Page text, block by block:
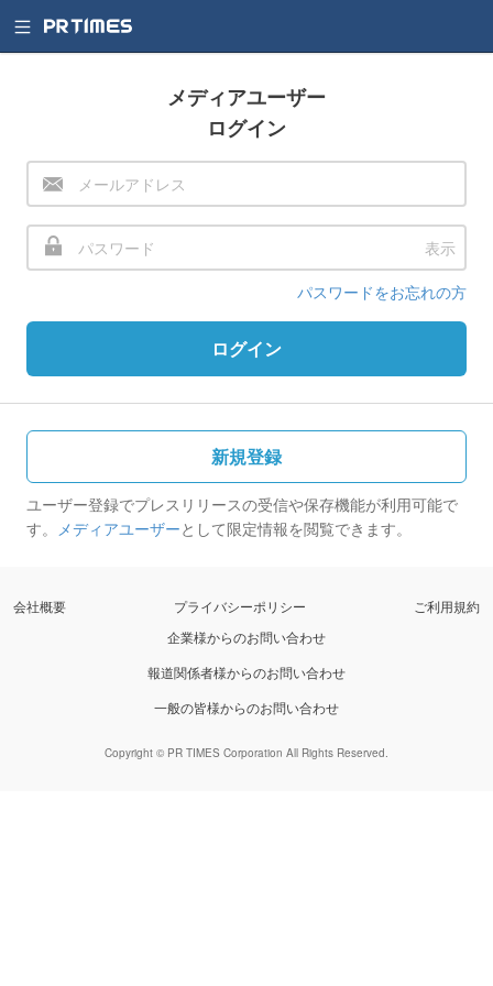
メディアユーザー
ログイン
表示
パスワードをお忘れの方
ログイン
新規登録
ユーザー登録でプレスリリースの受信や保存機能が利用可能で
す。 メディアユーザーとして限定情報を閲覧できます。
会社概要 プライバシーポリシー
ご利用規約
企業様からのお問い合わせ
報道関係者様からのお問い合わせ
一般の皆様からのお問い合わせ
Copyright © PR TIMES Corporation All Rights Reserved.